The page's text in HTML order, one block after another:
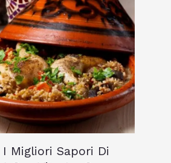
I Migliori Sapori Di